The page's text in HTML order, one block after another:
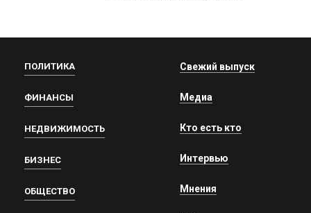
ПОЛИТИКА
ФИНАНСЫ
НЕДВИЖИМОСТЬ
БИЗНЕС
ОБЩЕСТВО
Свежий выпуск
Медиа
Кто есть кто
Интервью
Мнения